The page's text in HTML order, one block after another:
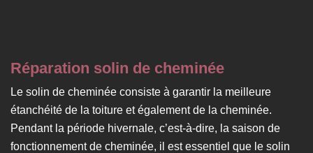
Réparation solin de cheminée
Le solin de cheminée consiste à garantir la meilleure
étanchéité de la toiture et également de la cheminée.
Pendant la période hivernale, c’est-à-dire, la saison de
fonctionnement de cheminée, il est essentiel que le solin